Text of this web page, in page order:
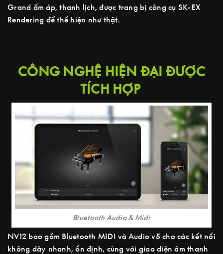
Grand ấm áp, thanh lịch, được trang bị công cụ SK-EX
Rendering để thể hiện như thật.
CÔNG NGHỆ HIỆN ĐẠI ĐƯỢC
TÍCH HỢP
Bluetooth Audio & Midi
NV12 bao gồm Bluetooth MIDI và Audio v5 cho các kết nối
không dây nhanh, ổn định, cùng với giao diện âm thanh